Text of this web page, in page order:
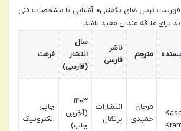
ترس های نگفتنی»، آشنایی با مشخصات فنی
برای علاقه مندان مفید باشد:
مترجم
ناشر
فارسی
سال
انتشار
(فارسی)
فرمت
مرجان
حمیدی
انتشارات
پرتقال
۱۴۰۳
(آخرین
چاپ)
چاپی،
الکترونیک